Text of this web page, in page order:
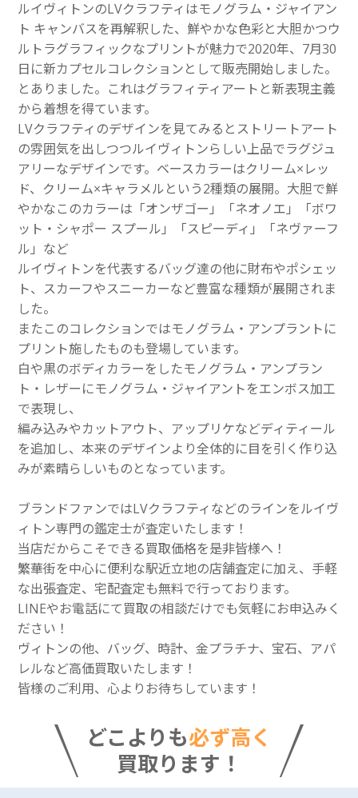
ルイヴィトンのLVクラフティはモノグラム・ジャイアン
ト キャンバスを再解釈した、鮮やかな色彩と大胆かつウ
ルトラグラフィックなプリントが魅力で2020年、7月30
日に新カプセルコレクションとして販売開始しました。
とありました。これはグラフィティアートと新表現主義
から着想を得ています。
LVクラフティのデザインを見てみるとストリートアート
の雰囲気を出しつつルイヴィトンらしい上品でラグジュ
アリーなデザインです。ベースカラーはクリーム×レッ
ド、クリーム×キャラメルという2種類の展開。大胆で鮮
やかなこのカラーは「オンザゴー」「ネオノエ」「ボワ
ット・シャポー スプール」「スピーディ」「ネヴァーフ
ル」など
ルイヴィトンを代表するバッグ達の他に財布やポシェッ
ト、スカーフやスニーカーなど豊富な種類が展開されま
した。
またこのコレクションではモノグラム・アンプラントに
プリント施したものも登場しています。
白や黒のボディカラーをしたモノグラム・アンプラン
ト・レザーにモノグラム・ジャイアントをエンボス加工
で表現し、
編み込みやカットアウト、アップリケなどディティール
を追加し、本来のデザインより全体的に目を引く作り込
みが素晴らしいものとなっています。
ブランドファンではLVクラフティなどのラインをルイヴ
ィトン専門の鑑定士が査定いたします！
当店だからこそできる買取価格を是非皆様へ！
繁華街を中心に便利な駅近立地の店舗査定に加え、手軽
な出張査定、宅配査定も無料で行っております。
LINEやお電話にて買取の相談だけでも気軽にお申込みく
ださい！
ヴィトンの他、バッグ、時計、金プラチナ、宝石、アパ
レルなど高価買取いたします！
皆様のご利用、心よりお待ちしています！
どこよりも必ず高く
買取ります！